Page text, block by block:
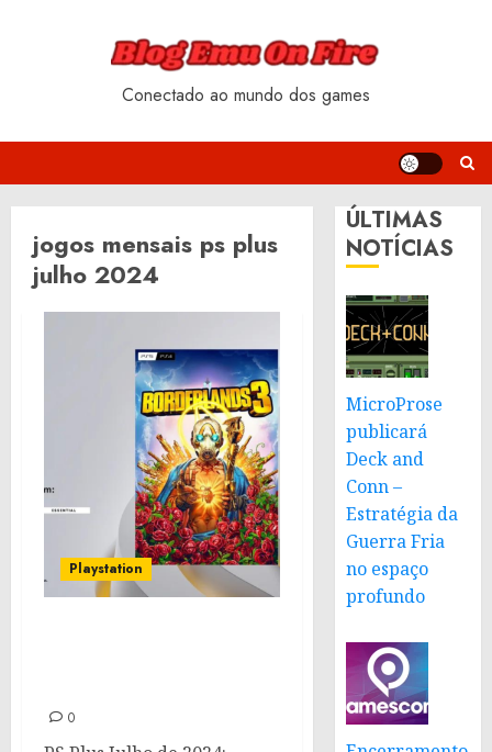
Conectado ao mundo dos games
jogos mensais ps plus
julho 2024
Playstation
0
ÚLTIMAS
NOTÍCIAS
MicroProse
publicará
Deck and
Conn –
Estratégia da
Guerra Fria
no espaço
profundo